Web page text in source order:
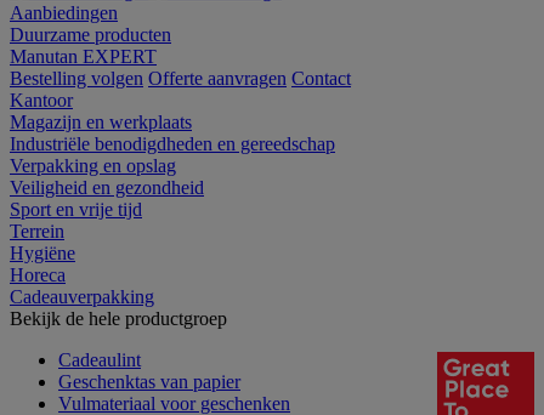
Aanbiedingen
Duurzame producten
Manutan EXPERT
Bestelling volgen Offerte aanvragen Contact
Kantoor
Magazijn en werkplaats
Industriële benodigdheden en gereedschap
Verpakking en opslag
Veiligheid en gezondheid
Sport en vrije tijd
Terrein
Hygiëne
Horeca
Cadeauverpakking
Bekijk de hele productgroep
Cadeaulint
Geschenktas van papier
Vulmateriaal voor geschenken